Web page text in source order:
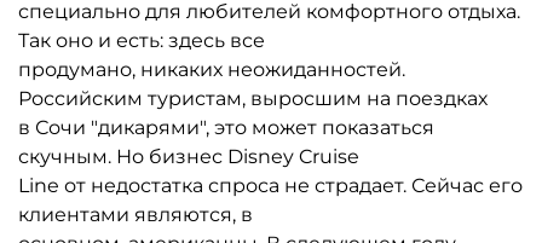
специально для любителей комфортного отдыха.
Так оно и есть: здесь все
продумано, никаких неожиданностей.
Российским туристам, выросшим на поездках
в Сочи "дикарями", это может показаться
скучным. Но бизнес Disney Cruise
Line от недостатка спроса не страдает. Сейчас его
клиентами являются, в